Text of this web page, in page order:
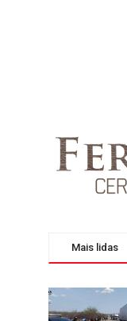
Mais lidas